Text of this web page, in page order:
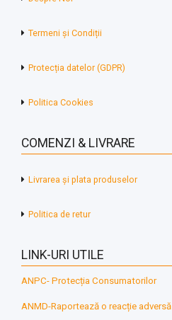
Termeni și Condiții
Protecția datelor (GDPR)
Politica Cookies
COMENZI & LIVRARE
Livrarea și plata produselor
Politica de retur
LINK-URI UTILE
ANPC- Protecția Consumatorilor
ANMD-Raportează o reacție adversă